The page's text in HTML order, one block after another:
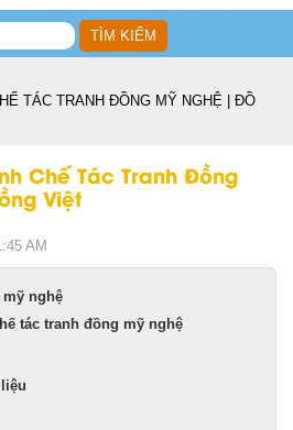
TÁC TRANH ĐỒNG MỸ NGHỆ | ĐỒ
Chế Tác Tranh Đồng
Việt
AM
nghệ
tác tranh đồng mỹ nghệ